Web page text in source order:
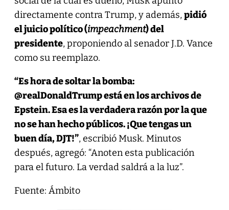
directamente contra Trump, y además,pidió
el juicio político (impeachment) del
presidente, proponiendo al senador J.D. Vance
como su reemplazo.
“Es hora de soltar la bomba:
@realDonaldTrump está en los archivos de
Epstein. Esa es la verdadera razón por la que
no se han hecho públicos. ¡Que tengas un
buen día, DJT!”, escribió Musk. Minutos
después, agregó: “Anoten esta publicación
para el futuro. La verdad saldrá a la luz”.
Fuente: Ámbito